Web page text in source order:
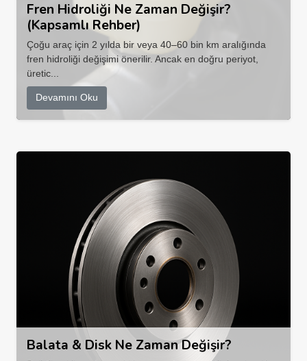
Fren Hidroliği Ne Zaman Değişir?
(Kapsamlı Rehber)
Çoğu araç için 2 yılda bir veya 40–60 bin km aralığında
fren hidroliği değişimi önerilir. Ancak en doğru periyot,
üretic...
Devamını Oku
Balata & Disk Ne Zaman Değişir?